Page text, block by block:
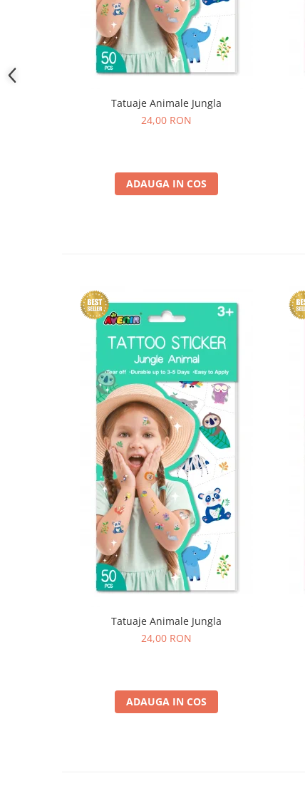
Tatuaje Animale Jungla
24,00 RON
ADAUGA IN COS
Tatuaje Animale Jungla
24,00 RON
ADAUGA IN COS